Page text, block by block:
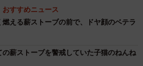
おすすめニュース
燃える薪ストーブの前で、ドヤ顔のベテラ
の薪ストーブを警戒していた子猫のねんね